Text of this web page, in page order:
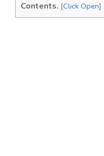
Contents. [Click Open]